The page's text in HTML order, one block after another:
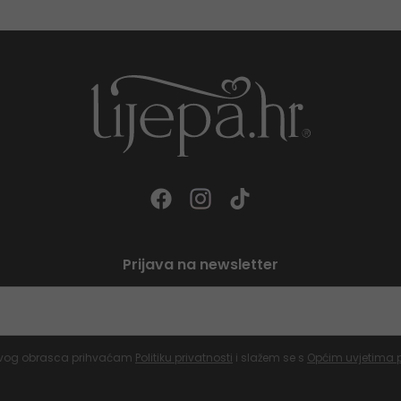
Prijava na newsletter
obrasca prihvaćam Politiku privatnosti i slažem se s Općim uvjetima